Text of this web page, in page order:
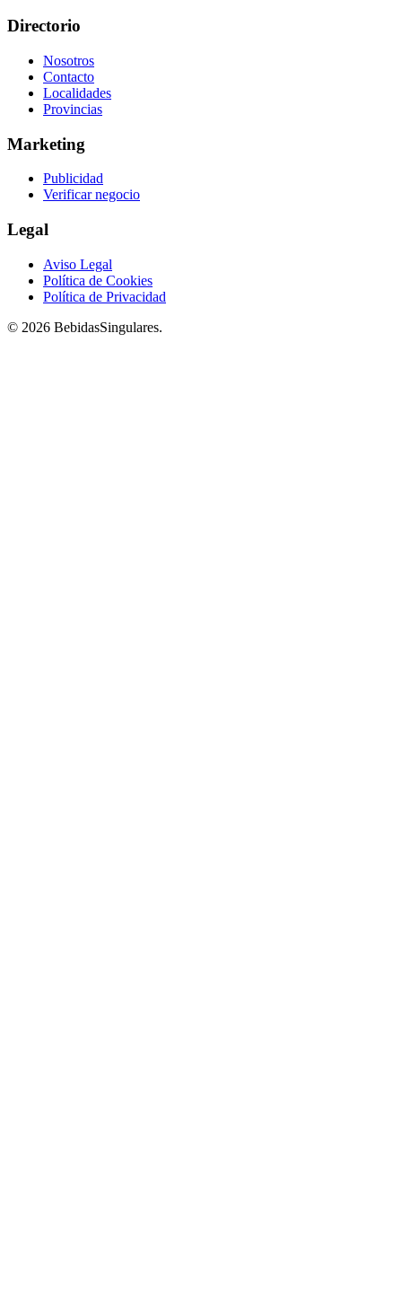
Directorio
Nosotros
Contacto
Localidades
Provincias
Marketing
Publicidad
Verificar negocio
Legal
Aviso Legal
Política de Cookies
Política de Privacidad
© 2026 BebidasSingulares.